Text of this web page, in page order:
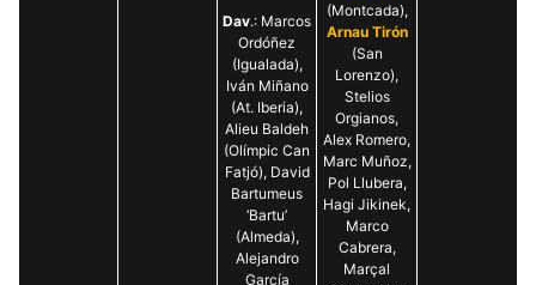
Dav.: Marcos
Ordóñez
(Igualada),
Iván Miñano
(At. Iberia),
Alieu Baldeh
(Olímpic Can
Fatjó), David
Bartumeus
‘Bartu’
(Almeda),
Alejandro
García
(Montcada),
Arnau Tirón
(San
Lorenzo),
Stelios
Orgianos,
Alex Romero,
Marc Muñoz,
Pol Llubera,
Hagi Jikinek,
Marco
Cabrera,
Marçal